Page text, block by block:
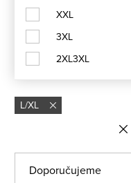
XXL
3XL
2XL3XL
L/XL
Doporučujeme